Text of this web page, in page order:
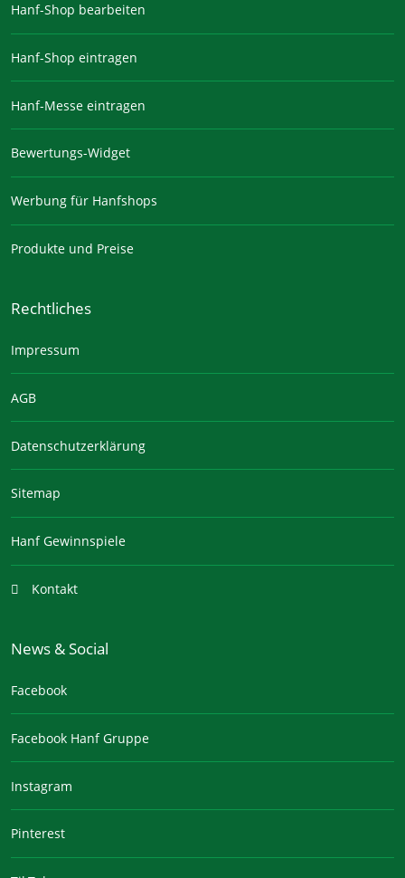
Hanf-Shop bearbeiten
Hanf-Shop eintragen
Hanf-Messe eintragen
Bewertungs-Widget
Werbung für Hanfshops
Produkte und Preise
Rechtliches
Impressum
AGB
Datenschutzerklärung
Sitemap
Hanf Gewinnspiele
Kontakt
News & Social
Facebook
Facebook Hanf Gruppe
Instagram
Pinterest